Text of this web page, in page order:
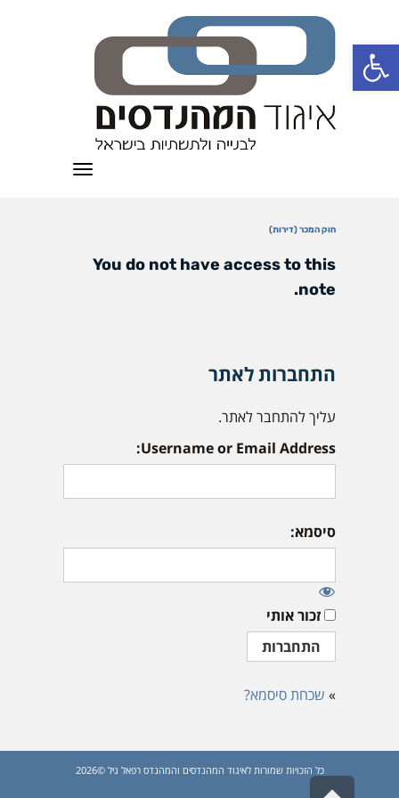
פתח סרגל נגישות
תפריט
חוק המכר (דירות)
You do not have access to this
note.
התחברות לאתר
עליך להתחבר לאתר.
Username or Email Address:
סיסמא:
זכור אותי
» שכחת סיסמא?
כל הזכויות שמורות לאיגוד המהנדסים והמהנדס רפאל גיל ©2026